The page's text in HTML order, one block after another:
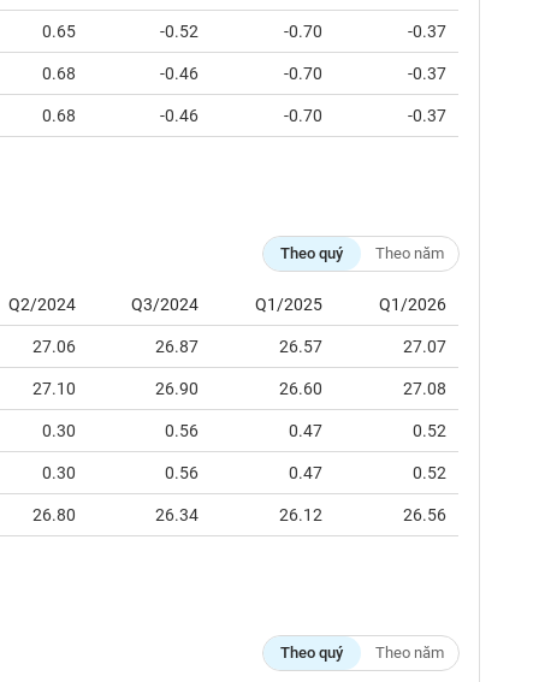
0.65 -0.52 -0.70 -0.37
0.68 -0.46 -0.70 -0.37
0.68 -0.46 -0.70 -0.37
Theo quý Theo năm
Q2/2024 Q3/2024 Q1/2025 Q1/2026
27.06 26.87 26.57 27.07
27.10 26.90 26.60 27.08
0.30 0.56 0.47 0.52
0.30 0.56 0.47 0.52
26.80 26.34 26.12 26.56
Theo quý Theo năm